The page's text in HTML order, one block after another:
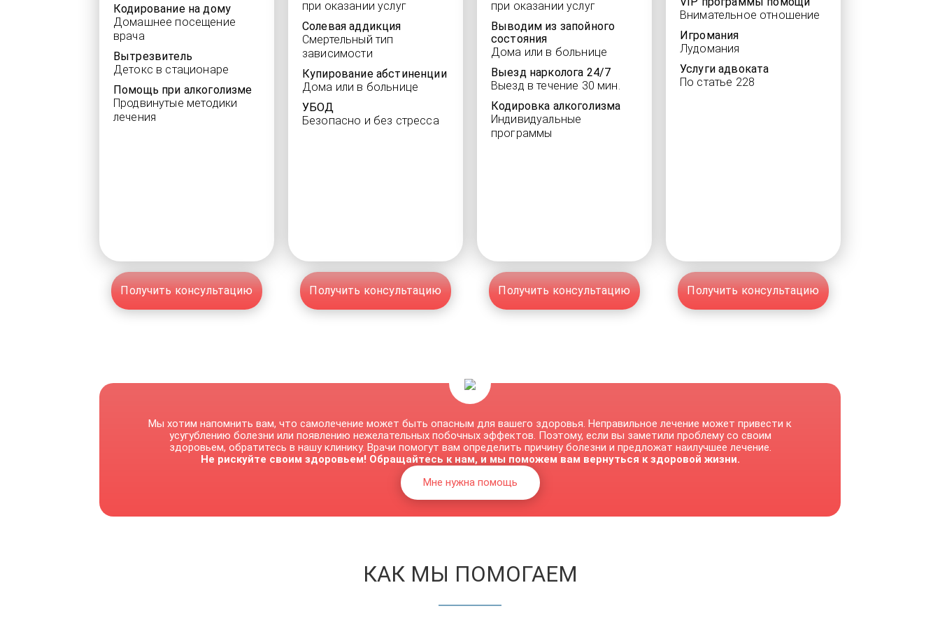
Кодирование на дому
Домашнее посещение
врача
Вытрезвитель
Детокс в стационаре
Помощь при алкоголизме
Продвинутые методики
лечения
Получить консультацию
при оказании услуг
Солевая аддикция
Смертельный тип
зависимости
Купирование абстиненции
Дома или в больнице
УБОД
Безопасно и без стресса
Получить консультацию
при оказании услуг
Выводим из запойного
состояния
Дома или в больнице
Выезд нарколога 24/7
Выезд в течение 30 мин.
Кодировка алкоголизма
Индивидуальные
программы
Получить консультацию
Внимательное отношение
Игромания
Лудомания
Услуги адвоката
По статье 228
Получить консультацию
Мы хотим напомнить вам, что самолечение может быть опасным для вашего здоровья. Неправильное лечение может привести к
усугублению болезни или появлению нежелательных побочных эффектов. Поэтому, если вы заметили проблему со своим
здоровьем, обратитесь в нашу клинику. Врачи помогут вам определить причину болезни и предложат наилучшее лечение.
Не рискуйте своим здоровьем! Обращайтесь к нам, и мы поможем вам вернуться к здоровой жизни.
Мне нужна помощь
КАК МЫ ПОМОГАЕМ